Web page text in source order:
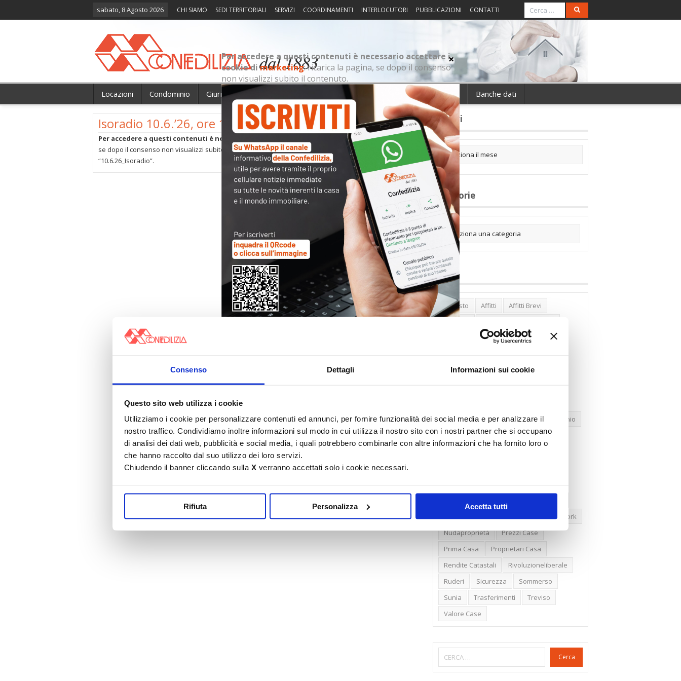
Consenso Dettagli Informazioni sui cookie
Questo sito web utilizza i cookie
Utilizziamo i cookie per personalizzare contenuti ed annunci, per fornire funzionalità dei social media e per analizzare il
nostro traffico. Condividiamo inoltre informazioni sul modo in cui utilizza il nostro sito con i nostri partner che si occupano
di analisi dei dati web, pubblicità e social media, i quali potrebbero combinarle con altre informazioni che ha fornito loro o
che hanno raccolto dal suo utilizzo dei loro servizi.
Chiudendo il banner cliccando sulla X verranno accettati solo i cookie necessari.
Rifiuta Personalizza Accetta tutti
sabato, 8 Agosto 2026 CHI SIAMO SEDI TERRITORIALI SERVIZI COORDINAMENTI INTERLOCUTORI PUBBLICAZIONI CONTATTI
Locazioni Condominio Giurisprudenza Portierato Intorno alla casa Notizie Banche dati
Isoradio 10.6.’26, ore 19.45
Per accedere a questi contenuti è necessario accettare i cookie di marketing: ricarica la pagina,
se dopo il consenso non visualizzi subito il contenuto.
“10.6.26_Isoradio”.
Archivi
Categorie
Tag
30posto Affitti
Affitti Brevi
Banca Woolwich
Bilocali
Cambioabitazione
Carenza Alloggi
Compravendite Immobiliari
Condominio
Confcommercio
Confedilizia.EU
New York
Nudaproprietà
Prezzi Case
Prima Casa
Proprietari Casa
Rendite Catastali
Rivoluzioneliberale
Ruderi
Sicurezza
Sommerso
Sunia
Trasferimenti
Treviso
Valore Case
Cerca
Per accedere a questi contenuti è necessario accettare i
cookie dimarketing: ricarica la pagina, se dopo il consenso
non visualizzi subito il contenuto.